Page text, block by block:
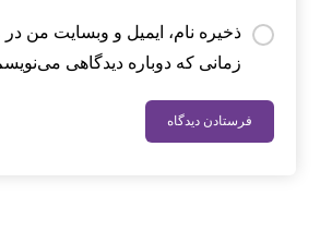
ذخیره نام، ایمیل و وبسایت من
زمانی که دوباره دیدگاهی